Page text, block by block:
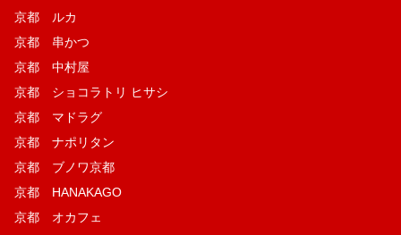
京都 ルカ
京都 串かつ
京都 中村屋
京都 ショコラトリ ヒサシ
京都 マドラグ
京都 ナポリタン
京都 ブノワ京都
京都 HANAKAGO
京都 オカフェ